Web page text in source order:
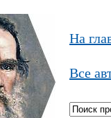
На
Все